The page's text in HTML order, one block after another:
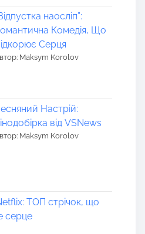
наосліп”:
Комедія, Що
Серця
Maksym Korolov
Настрій:
від VSNews
Maksym Korolov
ТОП стрічок, що
серце